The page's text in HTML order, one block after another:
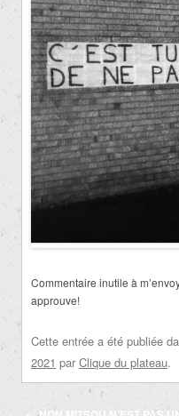
Commentaire inutile à
approuve!
Cette entrée a été publiée
2021 par Clique du plateau.